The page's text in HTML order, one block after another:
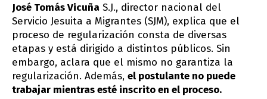
José Tomás Vicuña S.J., director nacional del
Servicio Jesuita a Migrantes (SJM), explica que el
proceso de regularización consta de diversas
etapas y está dirigido a distintos públicos. Sin
embargo, aclara que el mismo no garantiza la
regularización. Además, el postulante no puede
trabajar mientras esté inscrito en el proceso.